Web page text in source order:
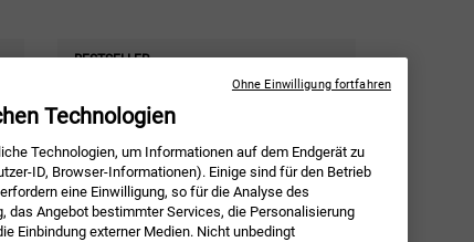
BESTSELLER
Technologien
Technologien, um Informationen auf dem Endgerät zu
ID, Browser-Informationen). Einige sind für den Betrieb
eine Einwilligung, so für die Analyse des
das Angebot bestimmter Services, die Personalisierung
Einbindung externer Medien. Nicht unbedingt
Ohne Einwilligung fortfahren